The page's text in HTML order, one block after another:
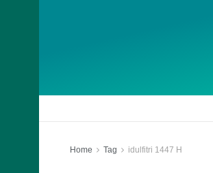
Home Tag idulfitri 1447 H